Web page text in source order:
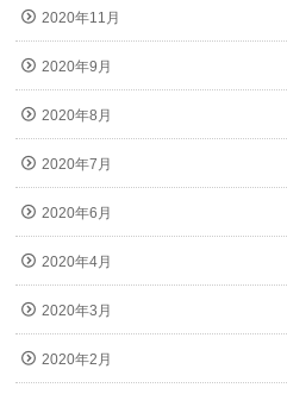
2020年11月
2020年9月
2020年8月
2020年7月
2020年6月
2020年4月
2020年3月
2020年2月